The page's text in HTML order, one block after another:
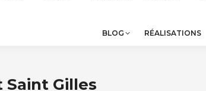
BLOG RÉALISATIONS
Saint Gilles